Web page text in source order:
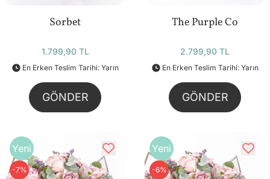
Sorbet
1.799,90 TL
En Erken Teslim Tarihi: Yarın
GÖNDER
The Purple Co
2.799,90 TL
En Erken Teslim Tarihi: Yarın
GÖNDER
Yeni
-7%
Yeni
-6%